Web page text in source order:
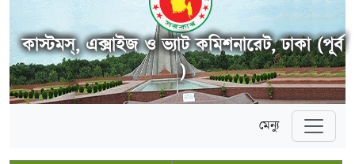
কাস্টমস্, এক্সাইজ ও ভ্যাট কমিশনারেট, ঢাকা (পূর্ব
)
মেন্যু